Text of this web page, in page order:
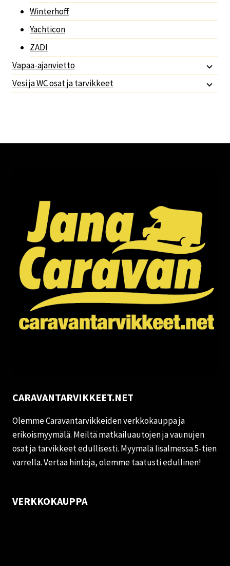
Winterhoff
Yachticon
ZADI
Vapaa-ajanvietto
Vesi ja WC osat ja tarvikkeet
CARAVANTARVIKKEET.NET
Olemme Caravantarvikkeiden verkkokauppa ja
erikoismyymälä. Meiltä matkailuautojen ja vaunujen
osat ja tarvikkeet edullisesti. Myymälä Iisalmessa 5-tien
varrella. Vertaa hintoja, olemme taatusti edullinen!
VERKKOKAUPPA